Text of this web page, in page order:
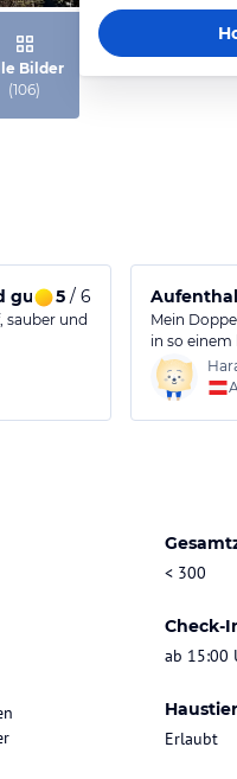
Bilder
(106)
gutem Frühstück
5/ 6
sauber und
Mein
in so
< 300
Check-
ab 15:00
Erlaubt